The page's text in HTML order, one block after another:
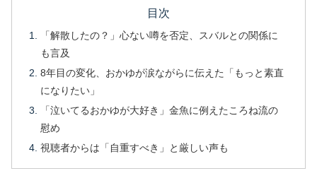
目次
「解散したの？」心ない噂を否定、スバルとの関係に
も言及
8年目の変化、おかゆが涙ながらに伝えた「もっと素直
になりたい」
「泣いてるおかゆが大好き」金魚に例えたころね流の
慰め
視聴者からは「自重すべき」と厳しい声も